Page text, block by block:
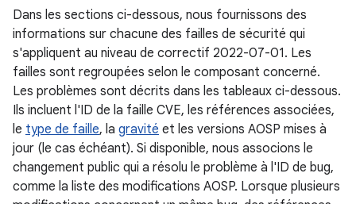
Dans les sections ci-dessous, nous fournissons des
informations sur chacune des failles de sécurité qui
s'appliquent au niveau de correctif 2022-07-01. Les
failles sont regroupées selon le composant concerné.
Les problèmes sont décrits dans les tableaux ci-dessous.
Ils incluent l'ID de la faille CVE, les références associées,
le type de faille, la gravité et les versions AOSP mises à
jour (le cas échéant). Si disponible, nous associons le
changement public qui a résolu le problème à l'ID de bug,
comme la liste des modifications AOSP. Lorsque plusieurs